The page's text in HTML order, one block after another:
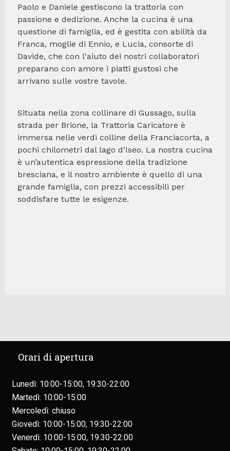
Paolo e Daniele gestiscono la trattoria con
passione e dedizione. Anche la cucina è una
questione di famiglia, ed è gestita con abilità da
Franca, moglie di Ennio, e Lucia, consorte di
Davide, che con l'aiuto dei nostri collaboratori
preparano con amore i piatti gustosi che
arrivano sulle vostre tavole.
Situata nella zona collinare di Gussago, sulla
strada per Brione, la Trattoria Caricatore è
immersa nelle verdi colline della Franciacorta, a
pochi chilometri dal lago d’Iseo. La nostra cucina
è un’autentica espressione della tradizione
bresciana, e il nostro ambiente è quello di una
grande famiglia, con prezzi accessibili per
soddisfare tutte le esigenze.
Orari di apertura
Lunedì: 10:00-15:00, 19:30-22:00
Martedì: 10:00-15:00
Mercoledì: chiuso
Giovedì: 10:00-15:00, 19:30-22:00
Venerdì: 10:00-15:00, 19:30-22:00